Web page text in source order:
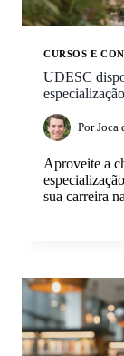
CURSOS E
UDESC
Por Joca
Aproveite a
sua carreira